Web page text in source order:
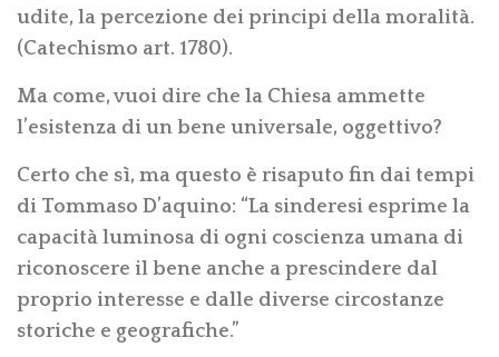
udite, la percezione dei principi della moralità.
(Catechismo art. 1780).
Ma come, vuoi dire che la Chiesa ammette
l’esistenza di un bene universale, oggettivo?
Certo che sì, ma questo è risaputo fin dai tempi
di Tommaso D’aquino: “La sinderesi esprime la
capacità luminosa di ogni coscienza umana di
riconoscere il bene anche a prescindere dal
proprio interesse e dalle diverse circostanze
storiche e geografiche.”